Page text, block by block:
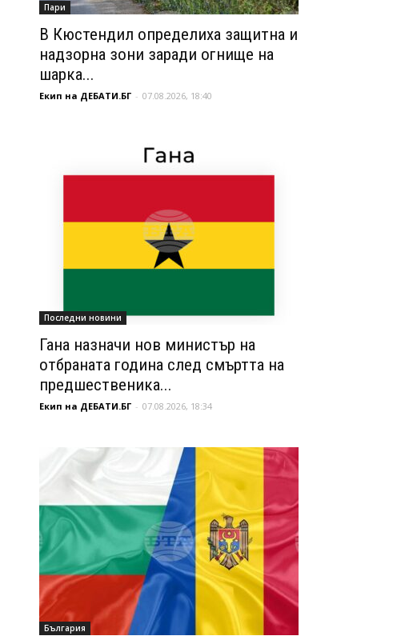
Пари
В Кюстендил определиха защитна и
надзорна зони заради огнище на
шарка...
Екип на ДЕБАТИ.БГ - 07.08.2026, 18:40
Последни новини
Гана назначи нов министър на
отбраната година след смъртта на
предшественика...
Екип на ДЕБАТИ.БГ - 07.08.2026, 18:34
България